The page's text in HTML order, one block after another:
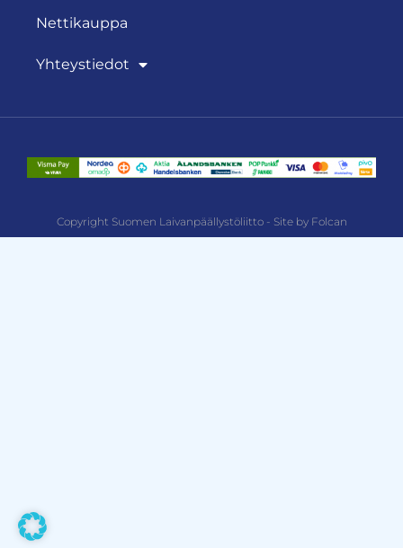
Nettikauppa
Yhteystiedot
Copyright Suomen Laivanpäällystöliitto - Site by Folcan